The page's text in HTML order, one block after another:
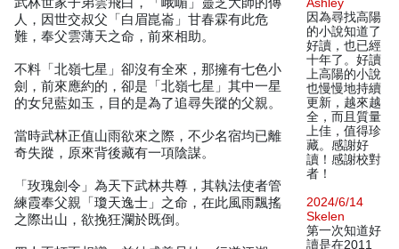
人，因世交叔父「白眉崑崙」甘春霖有此危
難，奉父雲薄天之命，前來相助。
不料「北嶺七星」卻沒有全來，那擁有七色小
劍，前來應約的，卻是「北嶺七星」其中一星
的女兒藍如玉，目的是為了追尋失蹤的父親。
當時武林正值山雨欲來之際，不少名宿均已離
奇失蹤，原來背後藏有一項陰謀。
「玫瑰劍令」為天下武林共尊，其執法使者管
練霞奉父親「瓊天逸士」之命，在此風雨飄搖
之際出山，欲挽狂瀾於既倒。
因為尋找高陽
的小說知道了
好讀，也已經
十年了。好讀
上高陽的小說
也慢慢地持續
更新，越來越
全，而且質量
上佳，值得珍
藏。感謝好
讀！感謝校對
者！
2024/6/14
Skelen
第一次知道好
讀是在2011